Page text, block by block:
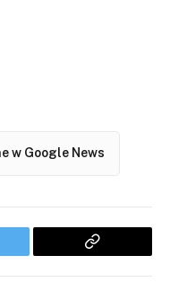
w Google News
Copy